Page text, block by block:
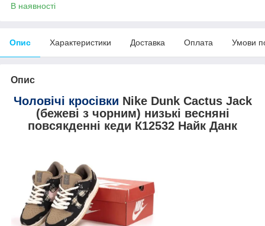
В наявності
Опис Характеристики Доставка Оплата Умови
Опис
Чоловічі кросівки Nike Dunk Cactus Jack
(бежеві з чорним) низькі весняні
повсякденні кеди К12532 Найк Данк